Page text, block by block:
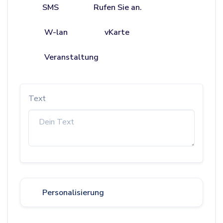
SMS Rufen Sie an.
W-lan vKarte
Veranstaltung
Text
Personalisierung